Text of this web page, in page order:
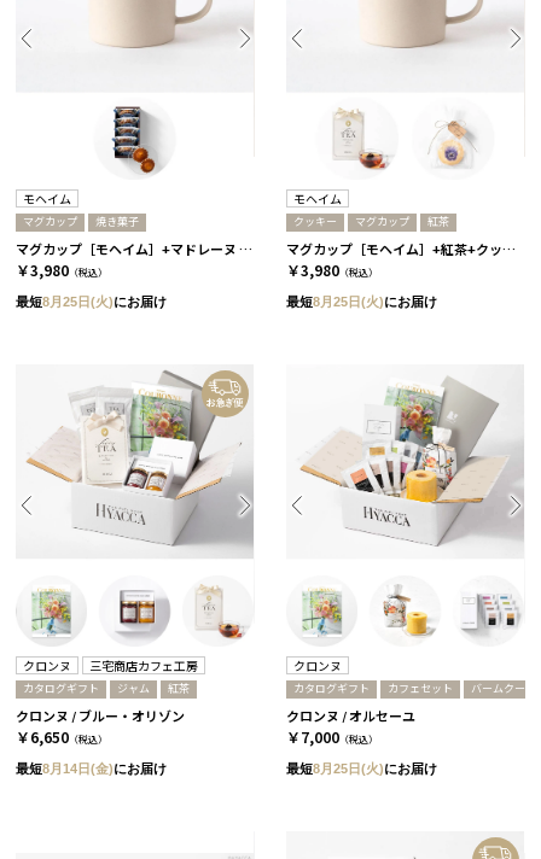
モヘイム
マグカップ 焼き菓子
マグカップ［モヘイム］+マドレーヌ / ホワイト
￥3,980 （税込）
最短8月25日(火)にお届け
モヘイム
クッキー マグカップ 紅茶
マグカップ［モヘイム］+紅茶+クッキー / ホワイト
￥3,980 （税込）
最短8月25日(火)にお届け
クロンヌ 三宅商店カフェ工房
カタログギフト ジャム 紅茶
クロンヌ / ブルー・オリゾン
￥6,650 （税込）
最短8月14日(金)にお届け
クロンヌ
カタログギフト カフェセット バームクーヘ
クロンヌ / オルセーユ
￥7,000 （税込）
最短8月25日(火)にお届け